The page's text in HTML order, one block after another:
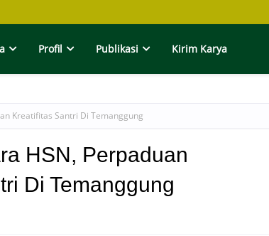
Profil Publikasi Kirim Karya
Kreatifitas Santri Di Temanggung
HSN, Perpaduan
Di Temanggung